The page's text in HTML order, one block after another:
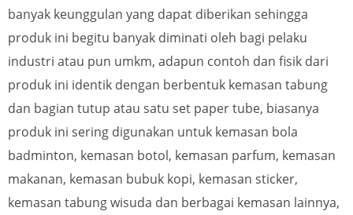
banyak keunggulan yang dapat diberikan sehingga
produk ini begitu banyak diminati oleh bagi pelaku
industri atau pun umkm, adapun contoh dan fisik dari
produk ini identik dengan berbentuk kemasan tabung
dan bagian tutup atau satu set paper tube, biasanya
produk ini sering digunakan untuk kemasan bola
badminton, kemasan botol, kemasan parfum, kemasan
makanan, kemasan bubuk kopi, kemasan sticker,
kemasan tabung wisuda dan berbagai kemasan lainnya,